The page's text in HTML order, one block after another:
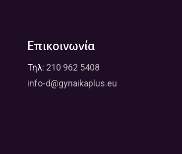
Επικοινωνία
Τηλ: 210 962 5408
info-d@gynaikaplus.eu